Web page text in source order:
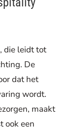
die leidt tot
De
dat het
wordt.
maakt
ook een